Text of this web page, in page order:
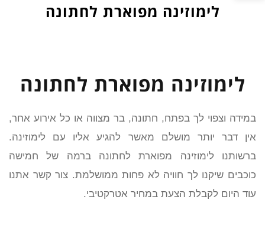
לימוזינה מפוארת לחתונה
לימוזינה מפוארת לחתונה
במידה וצפוי לך בפתח, חתונה, בר מצווה או כל אירוע אחר,
אין דבר יותר מושלם מאשר להגיע אליו עם לימוזינה.
ברשותנו לימוזינה מפוארת לחתונה ברמה של חמישה
כוכבים שיקנו לך חוויה לא פחות ממושלמת. צור קשר אתנו
עוד היום לקבלת הצעת במחיר אטרקטיבי.